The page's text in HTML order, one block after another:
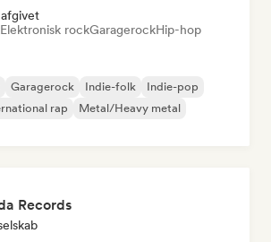
Elektronisk rockGaragerockHip-hop
Garagerock Indie-folk
Indie-pop
rap
Metal/Heavy metal
Records